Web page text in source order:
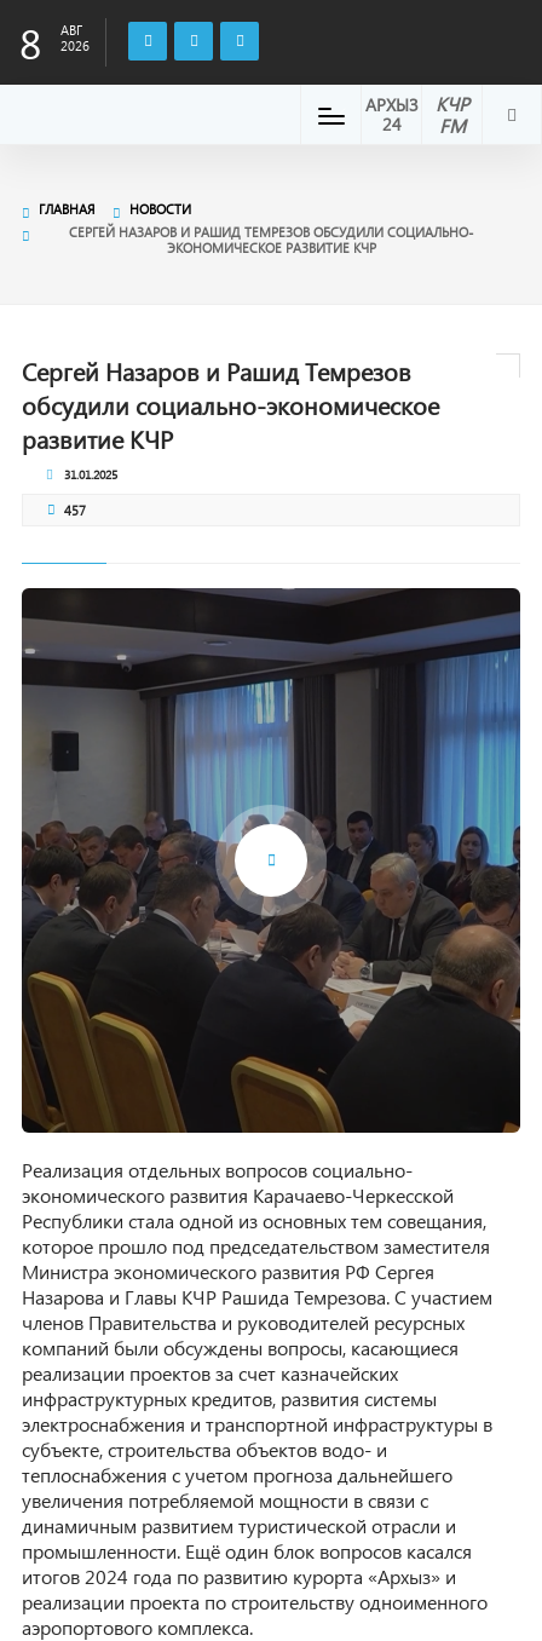
8
АВГ
2026
КЧР
FM
АРХЫЗ
24
ГЛАВНАЯ
НОВОСТИ
СЕРГЕЙ НАЗАРОВ И РАШИД ТЕМРЕЗОВ ОБСУДИЛИ СОЦИАЛЬНО-
ЭКОНОМИЧЕСКОЕ РАЗВИТИЕ КЧР
Сергей Назаров и Рашид Темрезов
обсудили социально-экономическое
развитие КЧР
31.01.2025
457
Реализация отдельных вопросов социально-
экономического развития Карачаево-Черкесской
Республики стала одной из основных тем совещания,
которое прошло под председательством заместителя
Министра экономического развития РФ Сергея
Назарова и Главы КЧР Рашида Темрезова. С участием
членов Правительства и руководителей ресурсных
компаний были обсуждены вопросы, касающиеся
реализации проектов за счет казначейских
инфраструктурных кредитов, развития системы
электроснабжения и транспортной инфраструктуры в
субъекте, строительства объектов водо- и
теплоснабжения с учетом прогноза дальнейшего
увеличения потребляемой мощности в связи с
динамичным развитием туристической отрасли и
промышленности. Ещё один блок вопросов касался
итогов 2024 года по развитию курорта «Архыз» и
реализации проекта по строительству одноименного
аэропортового комплекса.